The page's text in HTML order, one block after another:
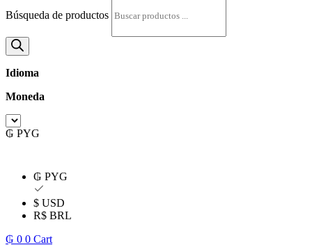
Búsqueda de productos
Idioma
Moneda
₲ PYG
₲ PYG
$ USD
R$ BRL
₲ 0 0 Cart